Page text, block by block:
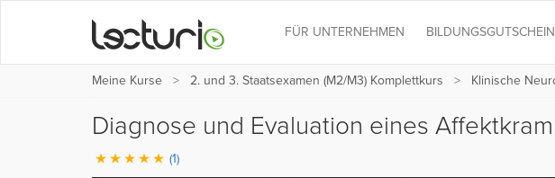
FÜR UNTERNEHMEN BILDUNGSGUTSCHEIN
Meine Kurse 2. und 3. Staatsexamen (M2/M3) Komplettkurs Klinische
Diagnose und Evaluation eines
(1)